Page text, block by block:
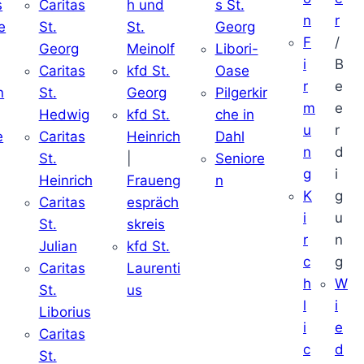
Caritas
St.
Georg
Caritas
St.
Hedwig
Caritas
St.
Heinrich
Caritas
St.
Julian
Caritas
St.
Liborius
Caritas
St.
h und
St.
Meinolf
kfd St.
Georg
kfd St.
Heinrich
Fraueng
espräch
skreis
kfd St.
Laurenti
us
s St.
Georg
Libori-
Oase
Pilgerkir
che in
Dahl
Seniore
n
n
F
i
r
m
u
n
g
K
i
r
c
h
l
i
c
r
/
B
e
e
r
d
i
g
u
n
g
W
i
e
d